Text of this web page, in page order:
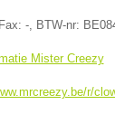
-, BTW-nr:
Mister Creezy
r/